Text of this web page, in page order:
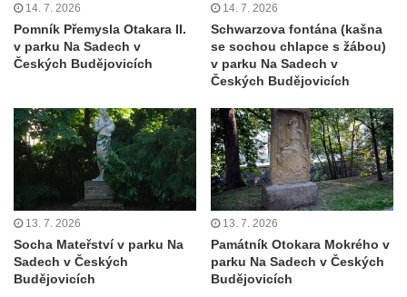
Kašna v Tyršových sadech v Roudnici nad
Labem
Kašna na Karlově náměstí v Roudnici nad
Fontána u hlavního nádraží v Ústí nad
Labem
Kašna na náměstí Míru v Jablonném v
Podještědí
Kašna Po fajrumtu na náměstí Míru v
Novém Boru
Kašna se sochou rybáře na Tyršově
14. 7. 2026
Pomník Přemysla Otakara II.
v parku Na Sadech v
Českých Budějovicích
14. 7. 2026
Schwarzova fontána (kašna
se sochou chlapce s žábou)
v parku Na Sadech v
Českých Budějovicích
13. 7. 2026
Socha Mateřství v parku Na
Sadech v Českých
Budějovicích
13. 7. 2026
Památník Otokara Mokrého v
parku Na Sadech v Českých
Budějovicích